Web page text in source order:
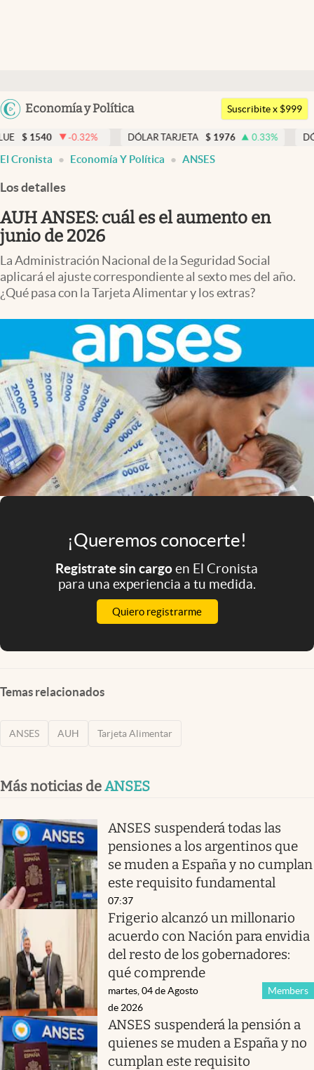
Argentina
Uruguay
Economía y Política
Members
Economía y Política
Finanzas y Mercados
Mercados Online
Negocios
Columnistas
Apertura
Infotechnology
Clase
Clima
Mundial 2026
Eventos Corporativos
El Cronista Studio
Mediakit
Suscribite x $999
-0.32% DÓLAR TARJETA $ 1976 0.33% DÓLAR MEP
El Cronista Economía Y Política ANSES
Los detalles
AUH ANSES: cuál es el aumento en
junio de 2026
La Administración Nacional de la Seguridad Social
aplicará el ajuste correspondiente al sexto mes del año.
¿Qué pasa con la Tarjeta Alimentar y los extras?
¡Queremos conocerte!
Registrate sin cargoen El Cronista
para una experiencia a tu medida.
Quiero registrarme
Temas relacionados
ANSES AUH Tarjeta Alimentar
Más noticias deANSES
ANSES suspenderá todas las
pensiones a los argentinos que
se muden a España y no cumplan
este requisito fundamental
07:37
Frigerio alcanzó un millonario
acuerdo con Nación para envidia
del resto de los gobernadores:
qué comprende
Members
martes, 04 de Agosto
de 2026
ANSES suspenderá la pensión a
quienes se muden a España y no
cumplan este requisito